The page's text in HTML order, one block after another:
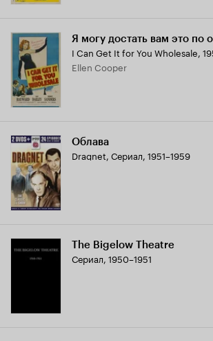
Я могу достать вам это по
I Can Get It for You Wholesale,
Ellen Cooper
Облава
Dragnet, Сериал, 1951–1959
The Bigelow Theatre
Сериал, 1950–1951